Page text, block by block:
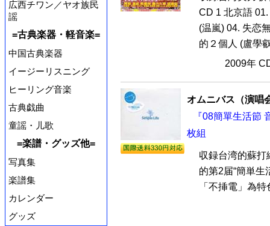
広西チワン／ヤオ族民
謡
=古典楽器・軽音楽=
中国古典楽器
イージーリスニング
ヒーリング音楽
古典戯曲
童謡・儿歌
=楽譜・グッズ他=
写真集
楽譜集
カレンダー
グッズ
CD 1 北京語
(温嵐) 04. 失恋
的２個人 (盧學
2009年
オムニバス（演唱
『08簡單生活節
枚組
収録台湾的蘇
的第2届“簡単生
「不挿電」為